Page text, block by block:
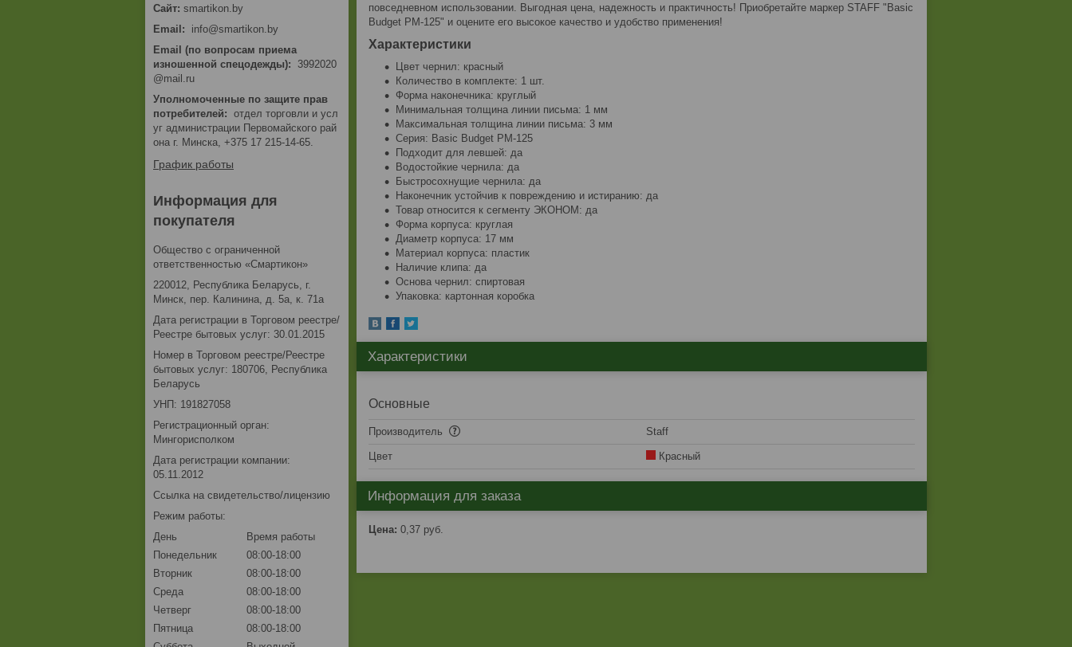
повседневном использовании. Выгодная цена, надежность и практичность! Приобретайте маркер STAFF "Basic
Budget PM-125" и оцените его высокое качество и удобство применения!
Характеристики
Цвет чернил: красный
Количество в комплекте: 1 шт.
Форма наконечника: круглый
Минимальная толщина линии письма: 1 мм
Максимальная толщина линии письма: 3 мм
Серия: Basic Budget PM-125
Подходит для левшей: да
Водостойкие чернила: да
Быстросохнущие чернила: да
Наконечник устойчив к повреждению и истиранию: да
Товар относится к сегменту ЭКОНОМ: да
Форма корпуса: круглая
Диаметр корпуса: 17 мм
Материал корпуса: пластик
Наличие клипа: да
Основа чернил: спиртовая
Упаковка: картонная коробка
Характеристики
Основные
Производитель Staff
Цвет Красный
Информация для заказа
Цена: 0,37 руб.
smartikon.by
Email
info@smartikon.by
Email (по вопросам приема
изношенной спецодежды)
3992020
@mail.ru
Уполномоченные по защите прав
потребителей
отдел торговли и усл
уг администрации Первомайского рай
она г. Минска, +375 17 215-14-65.
График работы
Информация для
покупателя
Общество с ограниченной
ответственностью «Смартикон»
220012, Республика Беларусь, г.
Минск, пер. Калинина, д. 5а, к. 71а
Дата регистрации в Торговом реестре/
Реестре бытовых услуг: 30.01.2015
Номер в Торговом реестре/Реестре
бытовых услуг: 180706, Республика
Беларусь
УНП: 191827058
Регистрационный орган:
Мингорисполком
Дата регистрации компании:
05.11.2012
Ссылка на свидетельство/лицензию
Режим работы:
День
Время работы
Понедельник
08:00-18:00
Вторник
08:00-18:00
Среда
08:00-18:00
Четверг
08:00-18:00
Пятница
08:00-18:00